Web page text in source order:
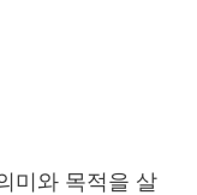
미와 목적을 살